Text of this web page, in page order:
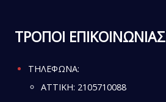
ΤΡΟΠΟΙ ΕΠΙΚΟΙΝΩΝΙΑΣ
ΤΗΛΕΦΩΝΑ:
ATTIKH: 2105710088